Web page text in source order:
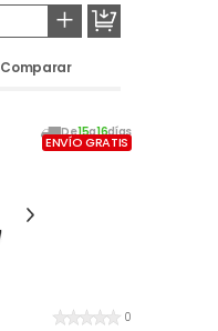
+
Comparar
De15a16días
ENVÍO GRATIS
0